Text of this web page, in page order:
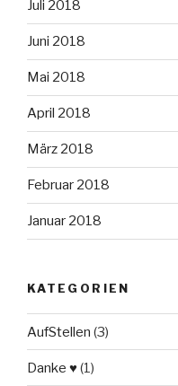
Juli 2018
Juni 2018
Mai 2018
April 2018
März 2018
Februar 2018
Januar 2018
KATEGORIEN
AufStellen (3)
Danke ♥(1)